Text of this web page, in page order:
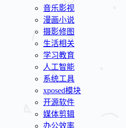
音乐影视
漫画小说
摄影修图
生活相关
学习教育
人工智能
系统工具
xposed模块
开源软件
媒体剪辑
办公效率